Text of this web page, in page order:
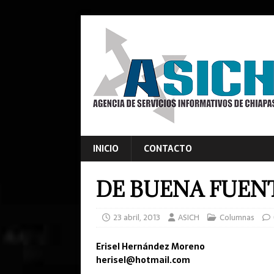
INICIO CONTACTO
DE BUENA
23 abril, 2013 ASICH Columnas
Erisel Hernández Moreno
herisel@hotmail.com